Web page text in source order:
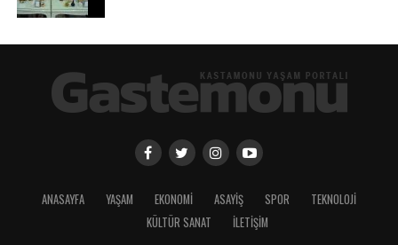
ANASAYFA YAŞAM EKONOMİ ASAYİŞ SPOR
TEKNOLOJİ
KÜLTÜR SANAT
İLETİŞİM